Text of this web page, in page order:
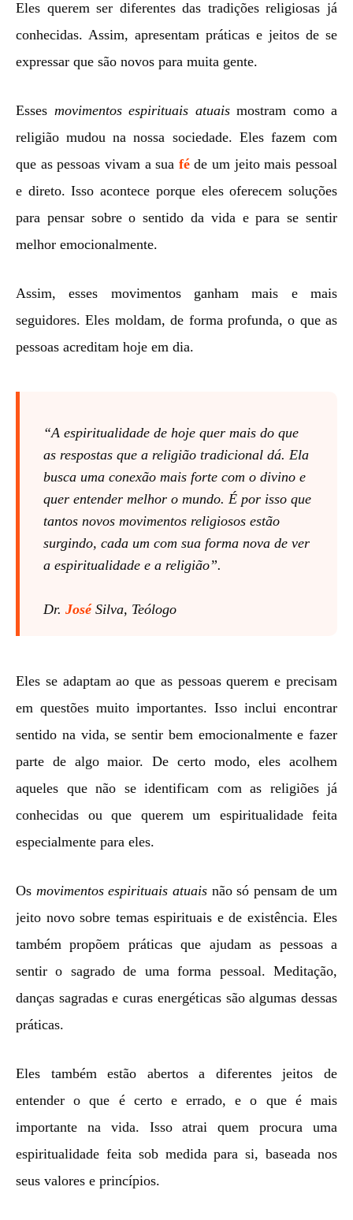
Eles querem ser diferentes das tradições religiosas já
conhecidas. Assim, apresentam práticas e jeitos de se
expressar que são novos para muita gente.
Esses movimentos espirituais atuaismostram como a
religião mudou na nossa sociedade. Eles fazem com
que as pessoas vivam a sua féde um jeito mais pessoal
e direto. Isso acontece porque eles oferecem soluções
para pensar sobre o sentido da vida e para se sentir
melhor emocionalmente.
Assim, esses movimentos ganham mais e mais
seguidores. Eles moldam, de forma profunda, o que as
pessoas acreditam hoje em dia.
“A espiritualidade de hoje quer mais do que
as respostas que a religião tradicional dá. Ela
busca uma conexão mais forte com o divino e
quer entender melhor o mundo. É por isso que
tantos novos movimentos religiosos estão
surgindo, cada um com sua forma nova de ver
a espiritualidade e a religião”.
Dr. JoséSilva, Teólogo
Eles se adaptam ao que as pessoas querem e precisam
em questões muito importantes. Isso inclui encontrar
sentido na vida, se sentir bem emocionalmente e fazer
parte de algo maior. De certo modo, eles acolhem
aqueles que não se identificam com as religiões já
conhecidas ou que querem um espiritualidade feita
especialmente para eles.
Os movimentos espirituais atuaisnão só pensam de um
jeito novo sobre temas espirituais e de existência. Eles
também propõem práticas que ajudam as pessoas a
sentir o sagrado de uma forma pessoal. Meditação,
danças sagradas e curas energéticas são algumas dessas
práticas.
Eles também estão abertos a diferentes jeitos de
entender o que é certo e errado, e o que é mais
importante na vida. Isso atrai quem procura uma
espiritualidade feita sob medida para si, baseada nos
seus valores e princípios.